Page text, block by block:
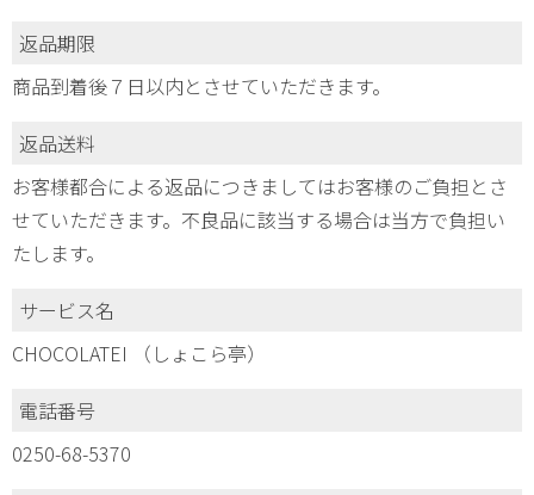
返品期限
商品到着後７日以内とさせていただきます。
返品送料
お客様都合による返品につきましてはお客様のご負担とさ
せていただきます。不良品に該当する場合は当方で負担い
たします。
サービス名
CHOCOLATEI （しょこら亭）
電話番号
0250-68-5370